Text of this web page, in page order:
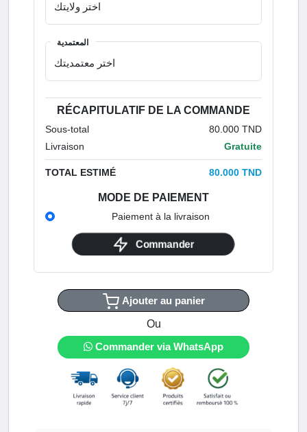
المعتمدية
RÉCAPITULATIF DE LA COMMANDE
Sous-total
80.000 TND
Livraison
Gratuite
TOTAL ESTIMÉ 80.000 TND
MODE DE PAIEMENT
Paiement à la livraison
Commander
Ajouter au panier
Ou
Commander via WhatsApp